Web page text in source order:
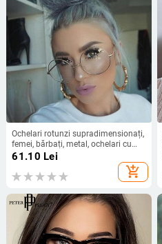
Ochelari rotunzi supradimensionați,
femei, bărbați, metal, ochelari cu
cerc mare, ramă optică, ochelari
rotunji, ochelari de modă, ochelari
61.10 Lei
add_shopping_cart